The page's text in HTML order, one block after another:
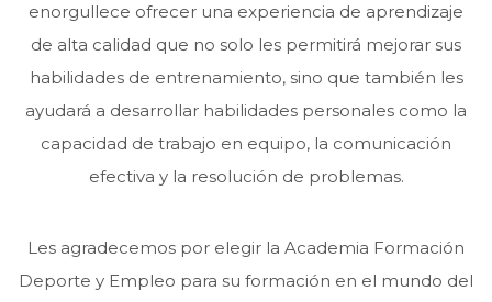
enorgullece ofrecer una experiencia de aprendizaje
de alta calidad que no solo les permitirá mejorar sus
habilidades de entrenamiento, sino que también les
ayudará a desarrollar habilidades personales como la
capacidad de trabajo en equipo, la comunicación
efectiva y la resolución de problemas.
Les agradecemos por elegir la Academia Formación
Deporte y Empleo para su formación en el mundo del